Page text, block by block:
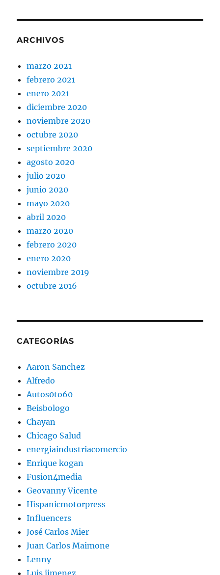
ARCHIVOS
marzo 2021
febrero 2021
enero 2021
diciembre 2020
noviembre 2020
octubre 2020
septiembre 2020
agosto 2020
julio 2020
junio 2020
mayo 2020
abril 2020
marzo 2020
febrero 2020
enero 2020
noviembre 2019
octubre 2016
CATEGORÍAS
Aaron Sanchez
Alfredo
Autos0to60
Beisbologo
Chayan
Chicago Salud
energiaindustriacomercio
Enrique kogan
Fusion4media
Geovanny Vicente
Hispanicmotorpress
Influencers
José Carlos Mier
Juan Carlos Maimone
Lenny